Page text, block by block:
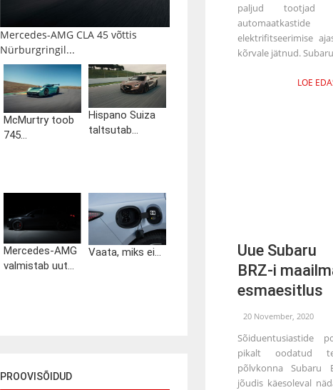
Mercedes-AMG CLA 45 võttis
Nürburgringil...
McMurtry toob
745...
Hispano Suiza
taltsutab...
Mercedes-AMG
valmistab uut...
Vaata, miks ei...
PROOVISÕIDUD
paljud tootjad
elektrifitseerimise
kõrvale jätnud.
LOE
Uue Subaru
BRZ-i
esmaesitlus
20 November, 2020
Sõiduentusiastide
pikalt oodatud
põlvkonna Subaru
jõudis käesoleval